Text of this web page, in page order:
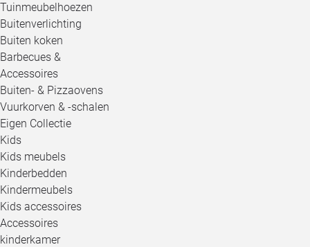
Tuinmeubelhoezen
Buitenverlichting
Buiten koken
Barbecues &
Accessoires
Buiten- & Pizzaovens
Vuurkorven & -schalen
Eigen Collectie
Kids
Kids meubels
Kinderbedden
Kindermeubels
Kids accessoires
Accessoires
kinderkamer